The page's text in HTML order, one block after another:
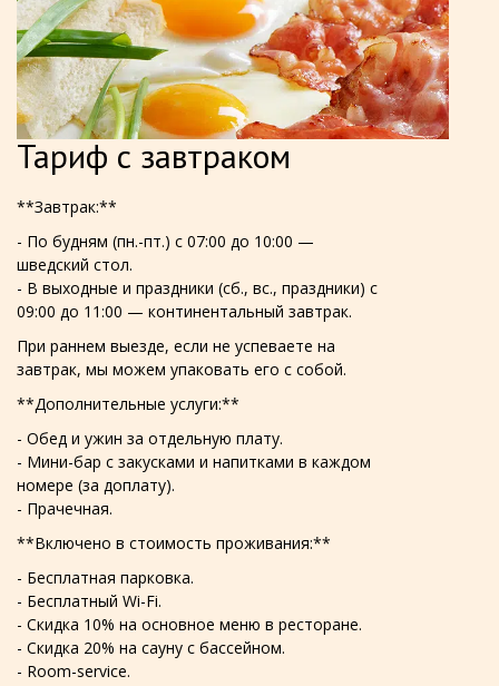
Тариф с завтраком
**Завтрак:**
- По будням (пн.-пт.) с 07:00 до 10:00 —
шведский стол.
- В выходные и праздники (сб., вс., праздники) с
09:00 до 11:00 — континентальный завтрак.
При раннем выезде, если не успеваете на
завтрак, мы можем упаковать его с собой.
**Дополнительные услуги:**
- Обед и ужин за отдельную плату.
- Мини-бар с закусками и напитками в каждом
номере (за доплату).
- Прачечная.
**Включено в стоимость проживания:**
- Бесплатная парковка.
- Бесплатный Wi-Fi.
- Скидка 10% на основное меню в ресторане.
- Скидка 20% на сауну с бассейном.
- Room-service.